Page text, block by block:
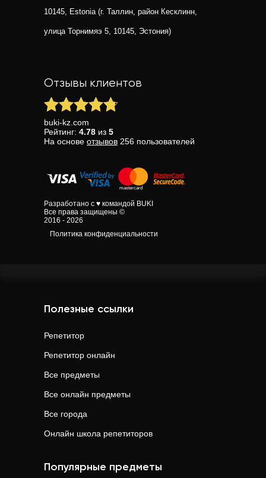
10145, Estonia (г. Таллин, район Кесклинн,
улица Торнимяэ 5, 10145, Эстония)
Отзывы клиентов
buki-kz.com
Рейтинг: 4.78 из 5
На основе отзывов 256 пользователей
Разработано с ♥ командой BUKI
Все права защищены ©
2016 - 2026
Политика конфиденциальности
Полезные ссылки
Репетитор
Репетитор онлайн
Все предметы
Все онлайн предметы
Все города
Онлайн школа репетиторов
Популярные предметы